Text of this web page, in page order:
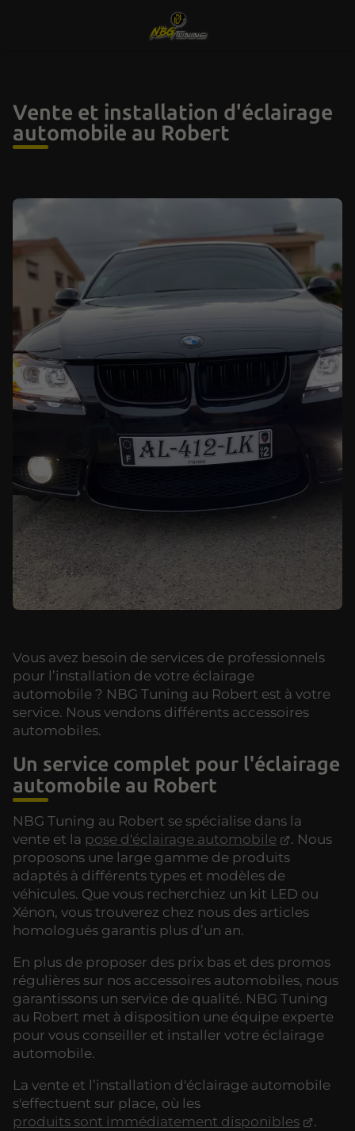
Vente et installation d'éclairage
automobile au Robert
Vous avez besoin de services de professionnels
pour l’installation de votre éclairage
automobile ? NBG Tuning au Robert est à votre
service. Nous vendons différents accessoires
automobiles.
Un service complet pour l'éclairage
automobile au Robert
NBG Tuning au Robert se spécialise dans la
vente et la pose d'éclairage automobile
. Nous
proposons une large gamme de produits
adaptés à différents types et modèles de
véhicules. Que vous recherchiez un kit LED ou
Xénon, vous trouverez chez nous des articles
homologués garantis plus d’un an.
En plus de proposer des prix bas et des promos
régulières sur nos accessoires automobiles, nous
garantissons un service de qualité. NBG Tuning
au Robert met à disposition une équipe experte
pour vous conseiller et installer votre éclairage
automobile.
La vente et l’installation d'éclairage automobile
s'effectuent sur place, où les
produits sont immédiatement disponibles
.